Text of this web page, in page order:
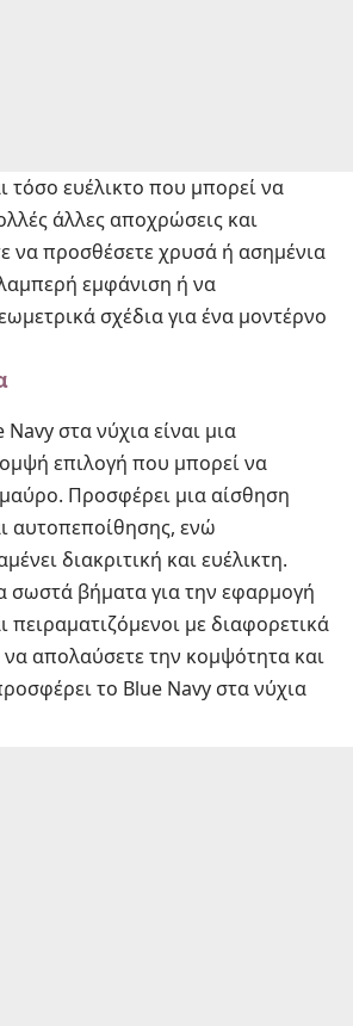
τόσο ευέλικτο που μπορεί να
άλλες αποχρώσεις και
να προσθέσετε χρυσά ή ασημένια
λαμπερή εμφάνιση ή να
σχέδια για ένα μοντέρνο
στα νύχια είναι μια
επιλογή που μπορεί να
Προσφέρει μια αίσθηση
αυτοπεποίθησης, ενώ
διακριτική και ευέλικτη.
σωστά βήματα για την εφαρμογή
πειραματιζόμενοι με διαφορετικά
να απολαύσετε την κομψότητα και
το Blue Navy στα νύχια